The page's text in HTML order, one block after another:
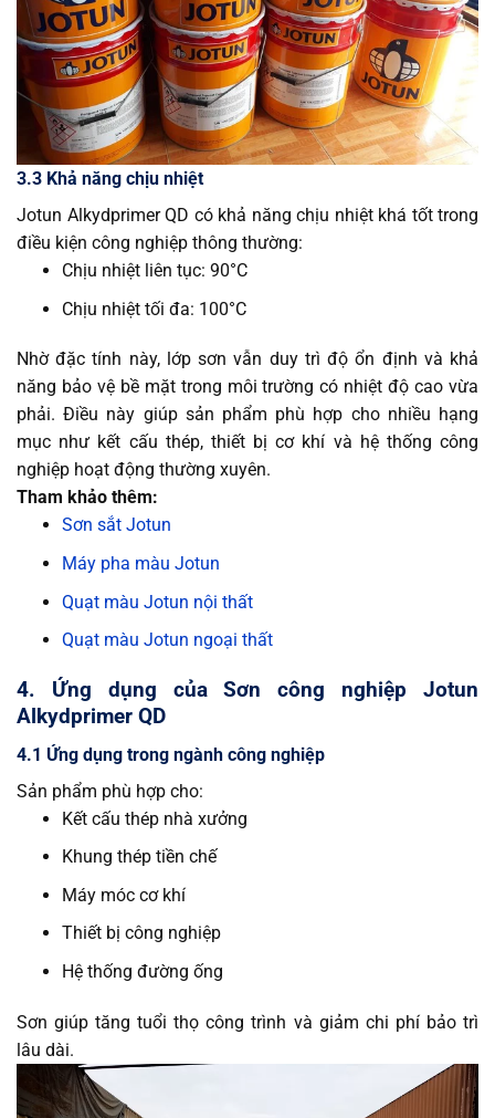
3.3 Khả năng chịu nhiệt
Jotun Alkydprimer QD có khả năng chịu nhiệt khá tốt trong
điều kiện công nghiệp thông thường:
Chịu nhiệt liên tục: 90°C
Chịu nhiệt tối đa: 100°C
Nhờ đặc tính này, lớp sơn vẫn duy trì độ ổn định và khả
năng bảo vệ bề mặt trong môi trường có nhiệt độ cao vừa
phải. Điều này giúp sản phẩm phù hợp cho nhiều hạng
mục như kết cấu thép, thiết bị cơ khí và hệ thống công
nghiệp hoạt động thường xuyên.
Tham khảo thêm:
Sơn sắt Jotun
Máy pha màu Jotun
Quạt màu Jotun nội thất
Quạt màu Jotun ngoại thất
4. Ứng dụng của Sơn công nghiệp Jotun
Alkydprimer QD
4.1 Ứng dụng trong ngành công nghiệp
Sản phẩm phù hợp cho:
Kết cấu thép nhà xưởng
Khung thép tiền chế
Máy móc cơ khí
Thiết bị công nghiệp
Hệ thống đường ống
Sơn giúp tăng tuổi thọ công trình và giảm chi phí bảo trì
lâu dài.